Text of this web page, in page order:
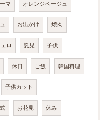
マ オレンジベージュ
お出かけ 焼肉
ロ 託児 子供
休日 ご飯 韓国料理
子供カット
お花見 休み